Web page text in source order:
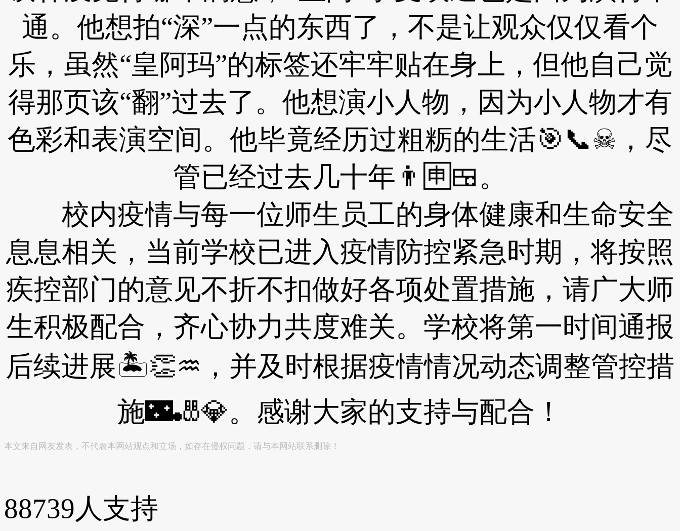
通。他想拍“深”一点的东西了，不是让观众仅仅看个
乐，虽然“皇阿玛”的标签还牢牢贴在身上，但他自己觉
得那页该“翻”过去了。他想演小人物，因为小人物才有
色彩和表演空间。他毕竟经历过粗粝的生活🎯📞☠，尽
管已经过去几十年👨🈸🍱。
校内疫情与每一位师生员工的身体健康和生命安全
息息相关，当前学校已进入疫情防控紧急时期，将按照
疾控部门的意见不折不扣做好各项处置措施，请广大师
生积极配合，齐心协力共度难关。学校将第一时间通报
后续进展🏝👏♒，并及时根据疫情情况动态调整管控措
施🌃🎳💎。感谢大家的支持与配合！
本文来自网友发表，不代表本网站观点和立场，如存在侵权问题，请与本网站联系删除！
88739人支持